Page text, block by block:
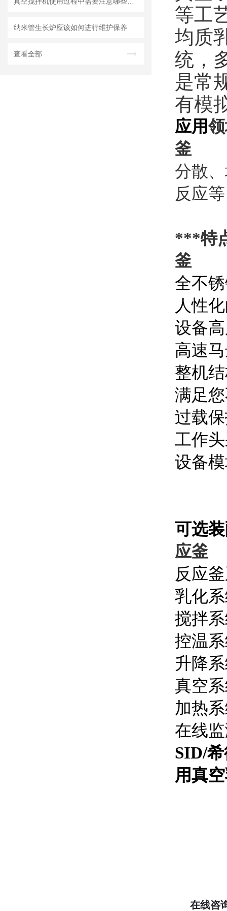
纳米管生长炉应该如何进行维护保养
查看全部
等工
均质
统，
是常
有模
应用
釜
分散
反应等
***特
釜
全不
人性
设备
高速
整机
满足
过载
工作
设备
可选
应釜
反应
乳化
搅拌
控温
升降
真空
加热
在线
SID/
用真
在线咨